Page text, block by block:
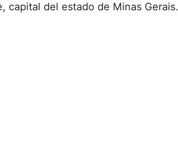
capital del estado de Minas Gerais.